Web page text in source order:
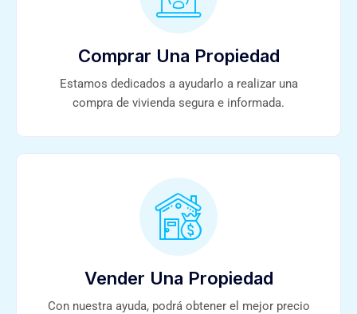
Comprar Una Propiedad
Estamos dedicados a ayudarlo a realizar una
compra de vivienda segura e informada.
Vender Una Propiedad
Con nuestra ayuda, podrá obtener el mejor precio